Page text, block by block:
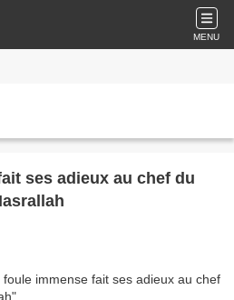
MENU
ses adieux au chef du